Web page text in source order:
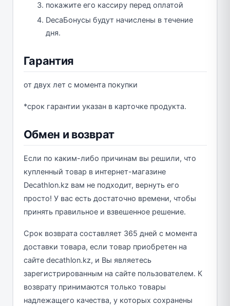
покажите его кассиру перед оплатой
DecaБонусы будут начислены в течение
дня.
Гарантия
от двух лет с момента покупки
*срок гарантии указан в карточке продукта.
Обмен и возврат
Если по каким-либо причинам вы решили, что
купленный товар в интернет-магазине
Decathlon.kz вам не подходит, вернуть его
просто! У вас есть достаточно времени, чтобы
принять правильное и взвешенное решение.
Срок возврата составляет 365 дней с момента
доставки товара, если товар приобретен на
сайте decathlon.kz, и Вы являетесь
зарегистрированным на сайте пользователем. К
возврату принимаются только товары
надлежащего качества, у которых сохранены